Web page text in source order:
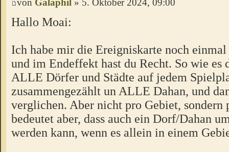
von Galaphil » 5. Oktober 2024, 09:00
Hallo Moai:
Ich habe mir die Ereigniskarte noch einmal
und im Endeffekt hast du Recht. So wie es
ALLE Dörfer und Städte auf jedem
zusammengezählt un ALLE Dahan, und
verglichen. Aber nicht pro Gebiet, sondern
bedeutet aber, dass auch ein Dorf/Dahan
werden kann, wenn es allein in einem